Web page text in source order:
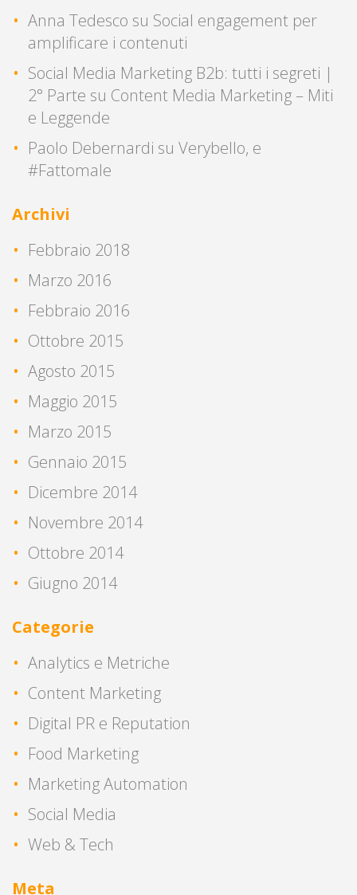
Anna Tedesco su Social engagement per
amplificare i contenuti
Social Media Marketing B2b: tutti i segreti |
2° Parte su Content Media Marketing – Miti
e Leggende
Paolo Debernardi su Verybello, e
#Fattomale
Archivi
Febbraio 2018
Marzo 2016
Febbraio 2016
Ottobre 2015
Agosto 2015
Maggio 2015
Marzo 2015
Gennaio 2015
Dicembre 2014
Novembre 2014
Ottobre 2014
Giugno 2014
Categorie
Analytics e Metriche
Content Marketing
Digital PR e Reputation
Food Marketing
Marketing Automation
Social Media
Web & Tech
Meta